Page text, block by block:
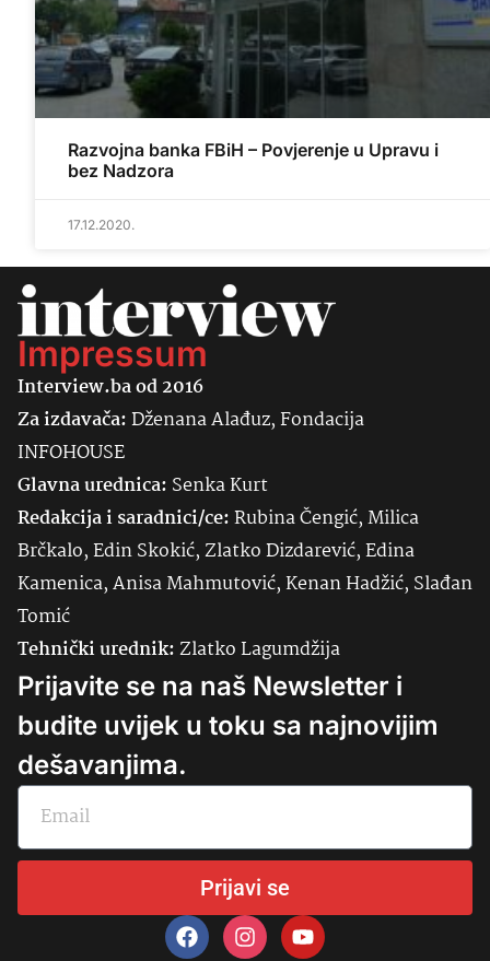
Razvojna banka FBiH – Povjerenje u Upravu i
bez Nadzora
17.12.2020.
Impressum
Interview.ba od 2016
Za izdavača:Dženana Alađuz, Fondacija
INFOHOUSE
Glavna urednica: SenkaKurt
Redakcija i saradnici/ce:Rubina Čengić, Milica
Brčkalo, Edin Skokić, Zlatko Dizdarević, Edina
Kamenica, Anisa Mahmutović, Kenan Hadžić, Slađan
Tomić
Tehnički urednik:Zlatko Lagumdžija
Prijavite se na naš Newsletter i
budite uvijek u toku sa najnovijim
dešavanjima.
Prijavi se